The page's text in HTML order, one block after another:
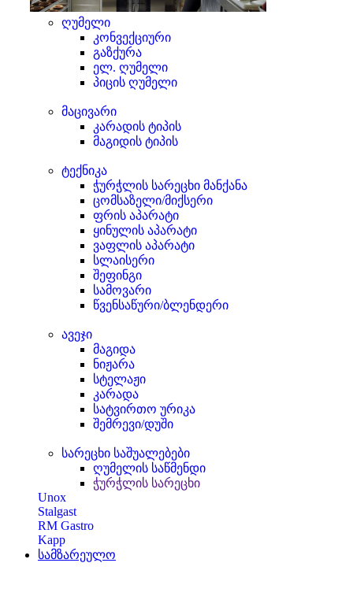
ღუმელი
კონვექციური
გაზქურა
ელ. ღუმელი
პიცის ღუმელი
მაცივარი
კარადის ტიპის
მაგიდის ტიპის
ტექნიკა
ჭურჭლის სარეცხი მანქანა
ცომსაზელი/მიქსერი
ფრის აპარატი
ყინულის აპარატი
ვაფლის აპარატი
სლაისერი
შეფინგი
სამოვარი
წვენსაწური/ბლენდერი
ავეჯი
მაგიდა
ნიჟარა
სტელაჟი
კარადა
სატვირთო ურიკა
შემრევი/დუში
სარეცხი საშუალებები
ღუმელის საწმენდი
ჭურჭლის სარეცხი
Unox
Stalgast
RM Gastro
Kapp
სამზარეულო